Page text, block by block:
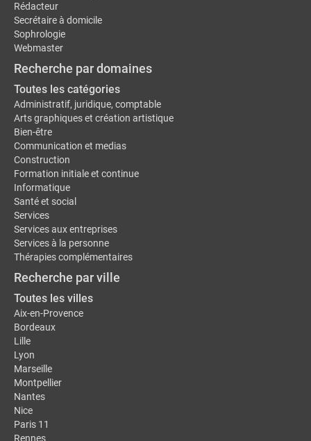
Rédacteur
Secrétaire à domicile
Sophrologie
Webmaster
Recherche par domaines
Toutes les catégories
Administratif, juridique, comptable
Arts graphiques et création artistique
Bien-être
Communication et medias
Construction
Formation initiale et continue
Informatique
Santé et social
Services
Services aux entreprises
Services à la personne
Thérapies complémentaires
Recherche par ville
Toutes les villes
Aix-en-Provence
Bordeaux
Lille
Lyon
Marseille
Montpellier
Nantes
Nice
Paris 11
Rennes